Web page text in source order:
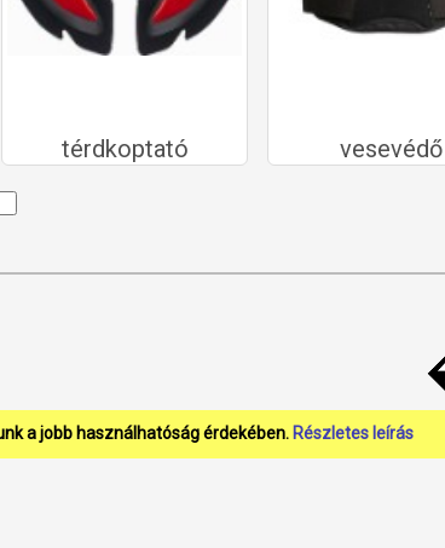
a jobb használhatóság érdekében. Részletes leírás
térdkoptató vesevédő